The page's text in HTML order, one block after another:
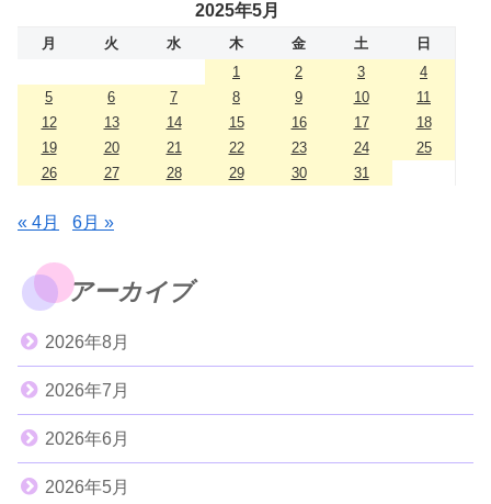
2025年5月
月 火 水 木 金 土
日
1
2 3
4
5
6 7 8 9 10
11
12
13 14 15 16 17
18
19
20 21 22 23 24
25
26
27 28 29 30 31
« 4月 6月 »
アーカイブ
2026年8月
2026年7月
2026年6月
2026年5月